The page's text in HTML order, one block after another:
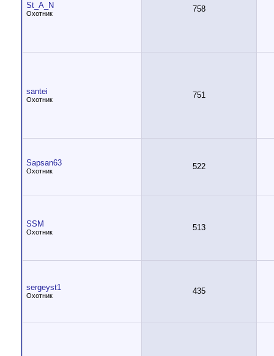
St_A_N
Охотник 758
santei
Охотник 751
Sapsan63
Охотник 522
SSM
Охотник 513
sergeyst1
Охотник 435